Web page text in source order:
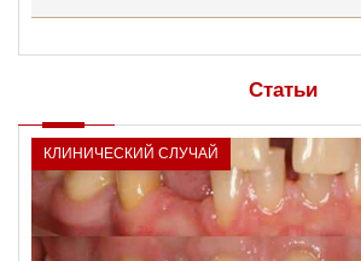
Статьи
КЛИНИЧЕСКИЙ СЛУЧАЙ